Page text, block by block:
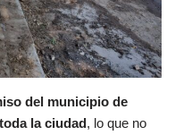
del municipio de
la ciudad, lo que no